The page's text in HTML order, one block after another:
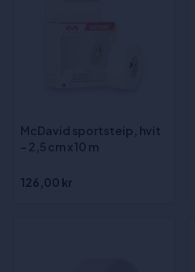
McDavid sportsteip, hvit
- 2,5 cm x 10 m
126,00 kr